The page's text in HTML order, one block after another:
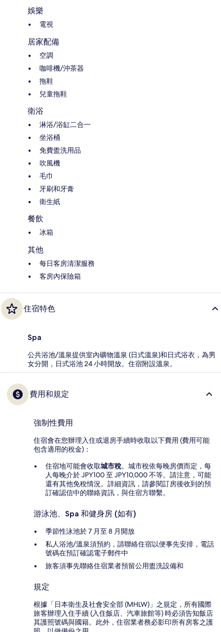
娛樂
電視
居家配備
空調
咖啡機/沖茶器
拖鞋
兒童拖鞋
衛浴
淋浴/浴缸二合一
坐浴桶
免費盥洗用品
吹風機
毛巾
牙刷和牙膏
衛生紙
餐飲
冰箱
其他
每日客房清潔服務
客房內保險箱
住宿特色
Spa
公共浴池/溫泉提供室內礦物溫泉 (日式溫泉)和日式浴衣，為男
女分開，日式浴池 24 小時開放。住宿附設溫泉。
費用和規定
強制性費用
住宿會在您辦理入住或退房手續時收取以下費用 (費用可能
包含適用的稅金)：
住宿地可能會收取城市稅。城市稅依每晚房價而定，每
人每晚介於 JPY100 至 JPY10,000 不等。請注意，可能
還有其他免稅情況。詳細資訊，請參閱訂房後收到的預
訂確認信中的聯絡資訊，與住宿方聯繫。
游泳池、Spa 和健身房 (如有)
季節性泳池於 7 月至 8 月開放
私人浴池/溫泉須預約，請聯絡住宿以便事先安排，電話
號碼在預訂確認電子郵件中
旅客須事先聯絡住宿業者預留公用盥洗設備和
規定
根據「日本衛生及社會安全部 (MHLW)」之規定，所有國際
旅客辦理入住手續 (入住飯店、汽車旅館等) 時必須告知飯店
其護照號碼與國籍。此外，住宿業者務必影印所有房客之護